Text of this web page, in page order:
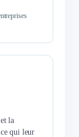
la
qui leur